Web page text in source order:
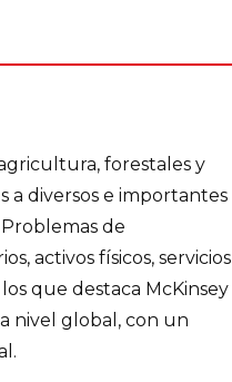
forestales y
a diversos e importantes
de
activos físicos, servicios
que destaca McKinsey
nivel global, con un